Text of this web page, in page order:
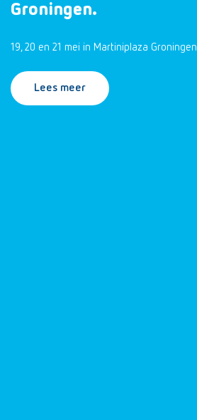
Groningen.
19, 20 en 21 mei in Martiniplaza Groningen
Lees meer